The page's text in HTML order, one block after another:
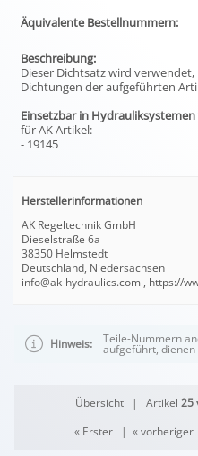
Äquivalente Bestellnummern:
-
Beschreibung:
Dieser Dichtsatz wird
Dichtungen der aufgeführten
Einsetzbar in
für AK Artikel:
- 19145
Herstellerinformationen
AK Regeltechnik GmbH
Dieselstraße 6a
38350 Helmstedt
Deutschland, Niedersachsen
info@ak-hydraulics.com , https://
Hinweis: Teile-Nummern
aufgeführt, dienen
Übersicht | Artikel 25
« Erster| « vorheriger